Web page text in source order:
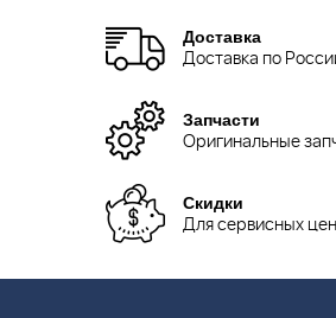
Доставка
Доставка по
Запчасти
Оригинальные
Скидки
Для сервисных